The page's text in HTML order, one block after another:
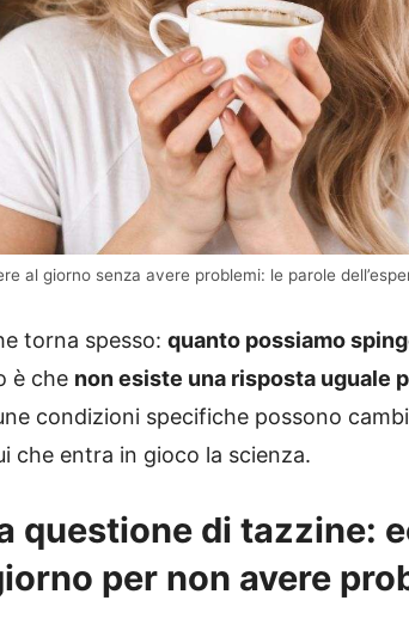
al giorno senza avere problemi: le parole
torna spesso: quanto possiamo
è che non esiste una risposta uguale
condizioni specifiche possono
che entra in gioco la scienza.
questione di tazzine:
per non avere